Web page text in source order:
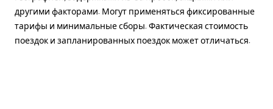
другими факторами. Могут применяться фиксированные
тарифы и минимальные сборы. Фактическая стоимость
поездок и запланированных поездок может отличаться.